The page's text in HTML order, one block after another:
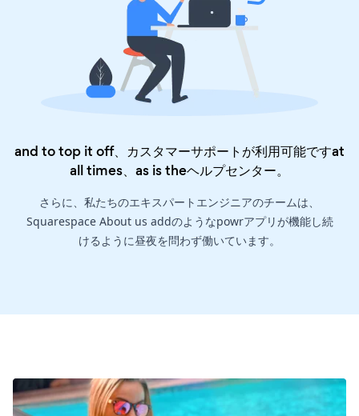
and to top it off、カスタマーサポートが利用可能ですat
all times、as is theヘルプセンター。
さらに、私たちのエキスパートエンジニアのチームは、
Squarespace About us addのようなpowrアプリが機能し続
けるように昼夜を問わず働いています。